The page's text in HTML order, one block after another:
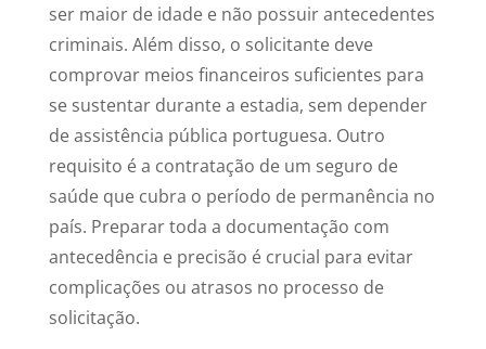
ser maior de idade e não possuir antecedentes
criminais. Além disso, o solicitante deve
comprovar meios financeiros suficientes para
se sustentar durante a estadia, sem depender
de assistência pública portuguesa. Outro
requisito é a contratação de um seguro de
saúde que cubra o período de permanência no
país. Preparar toda a documentação com
antecedência e precisão é crucial para evitar
complicações ou atrasos no processo de
solicitação.